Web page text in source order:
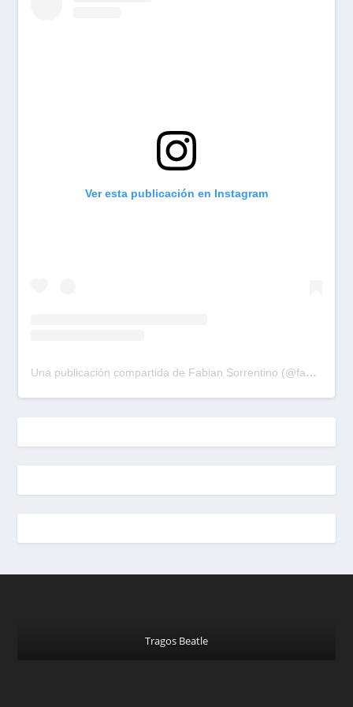
Ver esta publicación en Instagram
Una publicación compartida de Fabian Sorrentino (@fabiansonria)
Tragos Beatle